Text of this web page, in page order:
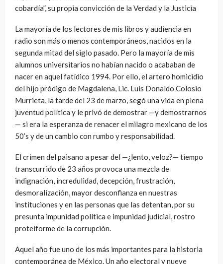
cobardía”, su propia convicción de la Verdad y la Justicia
La mayoría de los lectores de mis libros y audiencia en
radio son más o menos contemporáneos, nacidos en la
segunda mitad del siglo pasado. Pero la mayoría de mis
alumnos universitarios no habían nacido o acababan de
nacer en aquel fatídico 1994. Por ello, el artero homicidio
del hijo pródigo de Magdalena, Lic. Luis Donaldo Colosio
Murrieta, la tarde del 23 de marzo, segó una vida en plena
juventud política y le privó de demostrar —y demostrarnos
— si era la esperanza de renacer el milagro mexicano de los
50’s y de un cambio con rumbo y responsabilidad.
El crimen del paisano a pesar del —¿lento, veloz?— tiempo
transcurrido de 23 años provoca una mezcla de
indignación, incredulidad, decepción, frustración,
desmoralización, mayor desconfianza en nuestras
instituciones y en las personas que las detentan, por su
presunta impunidad política e impunidad judicial, rostro
proteiforme de la corrupción.
Aquel año fue uno de los más importantes para la historia
contemporánea de México. Un año electoral y nueve